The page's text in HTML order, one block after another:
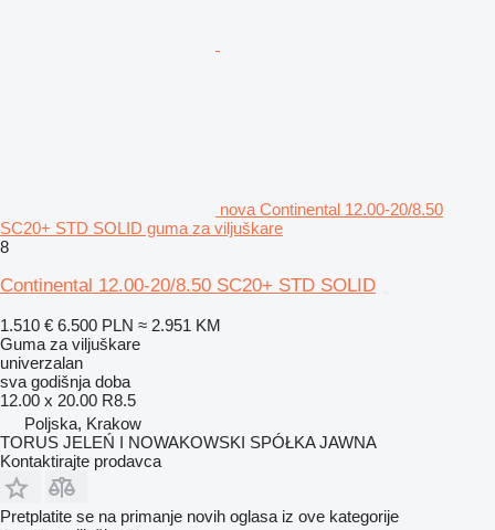
nova Continental 12.00-20/8.50
SC20+ STD SOLID guma za viljuškare
8
Continental 12.00-20/8.50 SC20+ STD SOLID
1.510 € 6.500 PLN ≈ 2.951 KM
Guma za viljuškare
univerzalan
sva godišnja doba
12.00 x 20.00 R8.5
Poljska, Krakow
TORUS JELEŃ I NOWAKOWSKI SPÓŁKA JAWNA
Kontaktirajte prodavca
Pretplatite se na primanje novih oglasa iz ove kategorije